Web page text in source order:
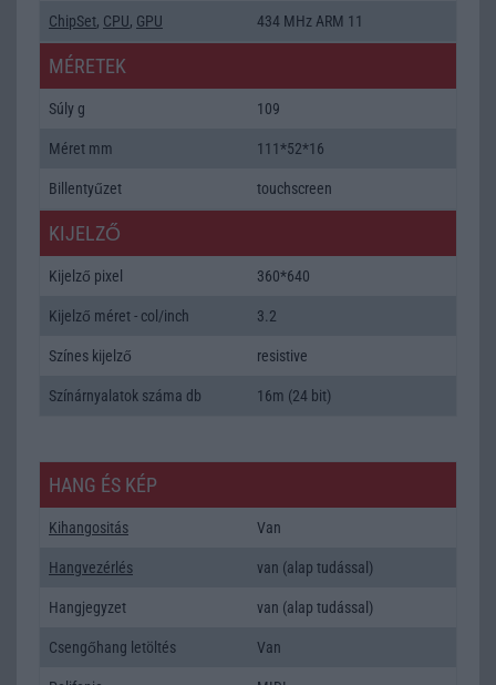
ChipSet, CPU, GPU 434 MHz ARM 11
MÉRETEK
Súly g 109
Méret mm 111*52*16
Billentyűzet touchscreen
KIJELZŐ
Kijelző pixel 360*640
Kijelző méret - col/inch 3.2
Színes kijelző resistive
Színárnyalatok száma db 16m (24 bit)
HANG ÉS KÉP
Kihangositás Van
Hangvezérlés van (alap tudással)
Hangjegyzet van (alap tudással)
Csengőhang letöltés Van